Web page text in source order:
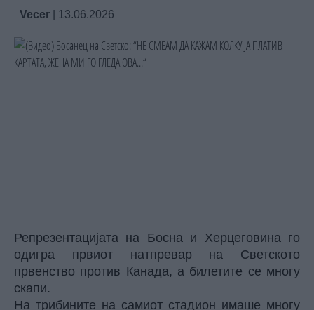
Vecer 13.06.2026
Репрезентацијата на Босна и Херцеговина го
одигра првиот натпревар на Светското
првенство против Канада, а билетите се многу
скапи.
На трибините на самиот стадион имаше многу